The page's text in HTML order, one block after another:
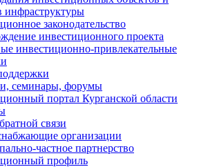
инфраструктуры
законодательство
инвестиционного проекта
инвестиционно-привлекательные
семинары, форумы
портал Курганской области
связи
организации
частное партнерство
профиль